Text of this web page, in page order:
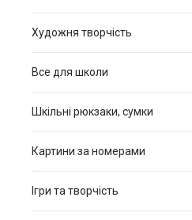
Художня творчість
Все для школи
Шкільні рюкзаки, сумки
Картини за номерами
Ігри та творчість